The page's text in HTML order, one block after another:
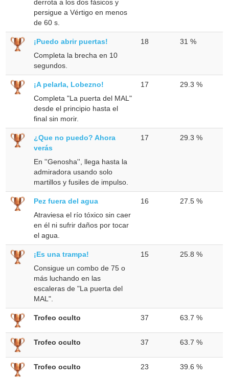
derrota a los dos fásicos y
persigue a Vértigo en menos
de 60 s.
¡Puedo abrir puertas!
Completa la brecha en 10
segundos.
18 31 %
¡A pelarla, Lobezno!
Completa "La puerta del MAL"
desde el principio hasta el
final sin morir.
17 29.3 %
¿Que no puedo? Ahora
verás
En ''Genosha'', llega hasta la
admiradora usando solo
martillos y fusiles de impulso.
17 29.3 %
Pez fuera del agua
Atraviesa el río tóxico sin caer
en él ni sufrir daños por tocar
el agua.
16 27.5 %
¡Es una trampa!
Consigue un combo de 75 o
más luchando en las
escaleras de "La puerta del
MAL".
15 25.8 %
Trofeo oculto 37 63.7 %
Trofeo oculto 37 63.7 %
Trofeo oculto 23 39.6 %